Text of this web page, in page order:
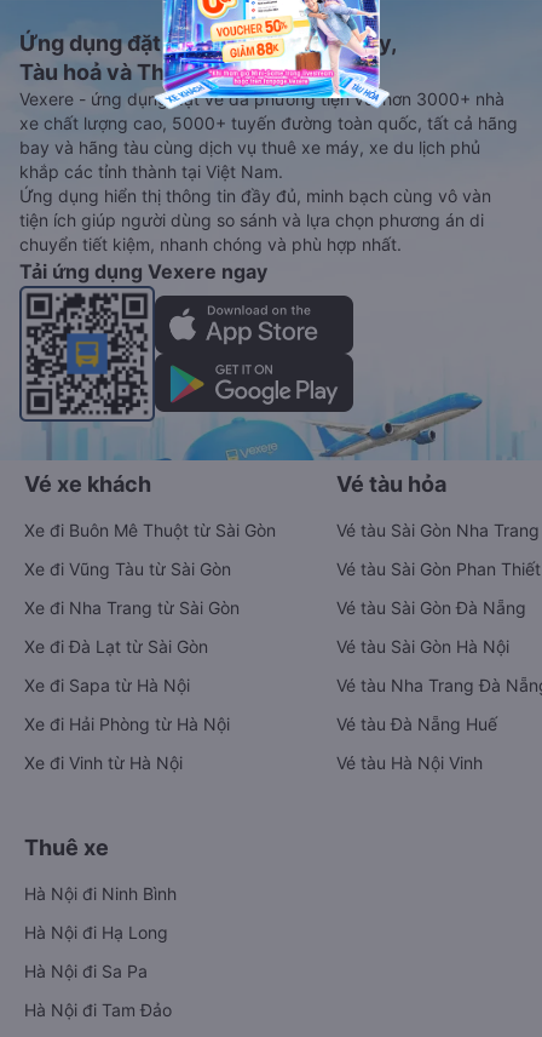
Ứng dụng đặt vé Xe khách, Máy bay,
Tàu hoả và Thuê xe
Vexere - ứng dụng đặt vé đa phương tiện với hơn 3000+ nhà
xe chất lượng cao, 5000+ tuyến đường toàn quốc, tất cả hãng
bay và hãng tàu cùng dịch vụ thuê xe máy, xe du lịch phủ
khắp các tỉnh thành tại Việt Nam.
Ứng dụng hiển thị thông tin đầy đủ, minh bạch cùng vô vàn
tiện ích giúp người dùng so sánh và lựa chọn phương án di
chuyển tiết kiệm, nhanh chóng và phù hợp nhất.
Tải ứng dụng Vexere ngay
Vé xe khách
Xe đi Buôn Mê Thuột từ Sài Gòn
Xe đi Vũng Tàu từ Sài Gòn
Xe đi Nha Trang từ Sài Gòn
Xe đi Đà Lạt từ Sài Gòn
Xe đi Sapa từ Hà Nội
Xe đi Hải Phòng từ Hà Nội
Xe đi Vinh từ Hà Nội
Vé tàu hỏa
Vé tàu Sài Gòn Nha Trang
Vé tàu Sài Gòn Phan Thiết
Vé tàu Sài Gòn Đà Nẵng
Vé tàu Sài Gòn Hà Nội
Vé tàu Nha Trang Đà
Vé tàu Đà Nẵng Huế
Vé tàu Hà Nội Vinh
Thuê xe
Hà Nội đi Ninh Bình
Hà Nội đi Hạ Long
Hà Nội đi Sa Pa
Hà Nội đi Tam Đảo